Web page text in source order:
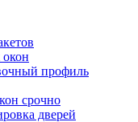
профиль
срочно
дверей